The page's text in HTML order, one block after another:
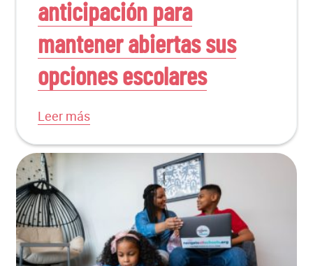
anticipación para
mantener abiertas sus
opciones escolares
Leer más